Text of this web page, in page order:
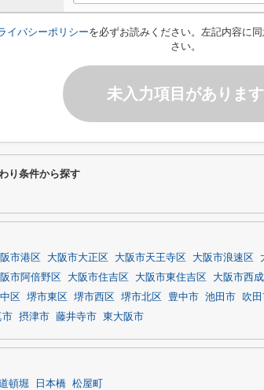
イバシーポリシーを必ずお読みください。左記内容に
さい。
未入力項目があります
り条件から探す
市港区 大阪市大正区 大阪市天王寺区 大阪市浪速区
市阿倍野区 大阪市住吉区 大阪市東住吉区 大阪市西
区 堺市東区 堺市西区 堺市北区 豊中市 池田市 吹
市 摂津市 藤井寺市 東大阪市
頓堀 日本橋 松屋町